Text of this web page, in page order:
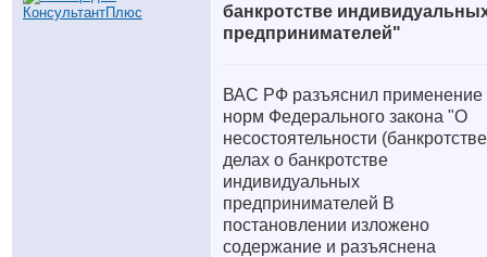
банкротстве
предпринимателей"
ВАС РФ разъяснил применение
норм Федерального закона "О
несостоятельности
делах о банкротстве
индивидуальных
предпринимателей В
постановлении изложено
содержание и разъяснена